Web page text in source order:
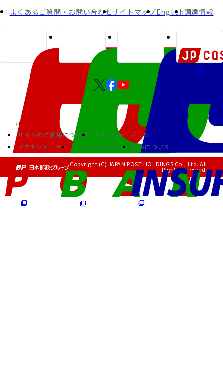
よくあるご質問・お問い合わせサイトマップEnglish調達情報
サイトのご利用について
プライバシーポリシー
アクセシビリティ
ソーシャルメディア RSSについて
Copyright (C) JAPAN POST HOLDINGS Co., Ltd. All
Rights Reserved.